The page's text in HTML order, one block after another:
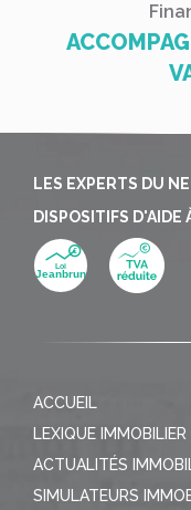
LES EXPERTS DU
DISPOSITIFS D'AIDE
ACCUEIL
LEXIQUE IMMOBILIER
ACTUALITÉS
SIMULATEURS